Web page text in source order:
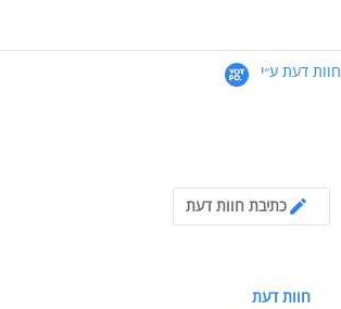
חוות דעת ע״י
כתיבת חוות דעת
חוות דעת